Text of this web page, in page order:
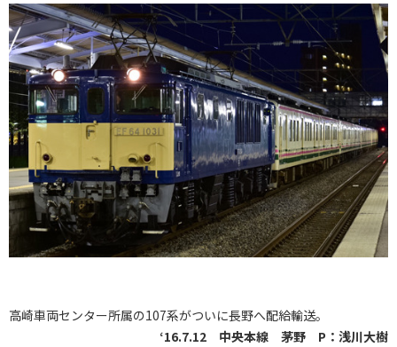
高崎車両センター所属の107系がついに長野へ配給輸送。
‘16.7.12 中央本線 茅野 P：浅川大樹